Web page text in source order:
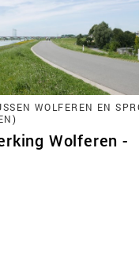
WOLFEREN EN
Wolferen -